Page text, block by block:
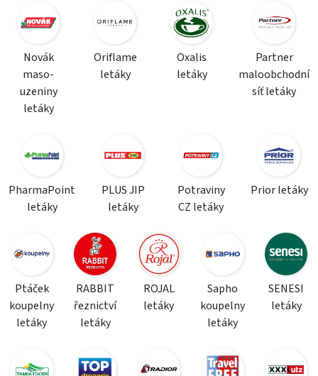
Novák
maso-
uzeniny
letáky
Oriflame
letáky
Oxalis
letáky
Partner
maloobchodní
síť letáky
PharmaPoint
letáky
PLUS JIP
letáky
Potraviny
CZ letáky
Prior letáky
Ptáček
koupelny
letáky
RABBIT
řeznictví
letáky
ROJAL
letáky
Sapho
koupelny
letáky
SENESI
letáky